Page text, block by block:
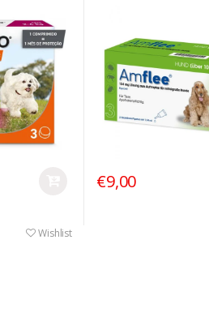
Wishlist
€9,00